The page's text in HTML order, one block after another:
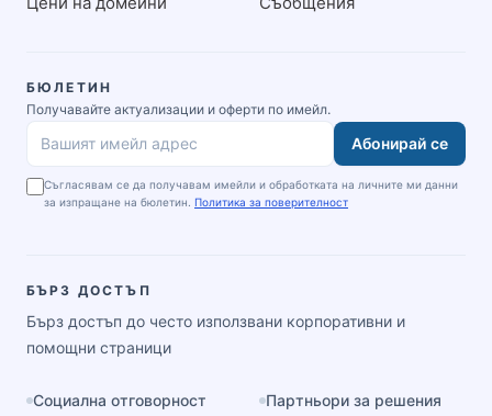
БЮЛЕТИН
Получавайте актуализации и оферти по имейл.
Вашият имейл адрес
Абонирай се
Съгласявам се да получавам имейли и обработката на личните ми данни
за изпращане на бюлетин. Политика за поверителност
БЪРЗ ДОСТЪП
Бърз достъп до често използвани корпоративни и
помощни страници
Социална отговорност Партньори за решения